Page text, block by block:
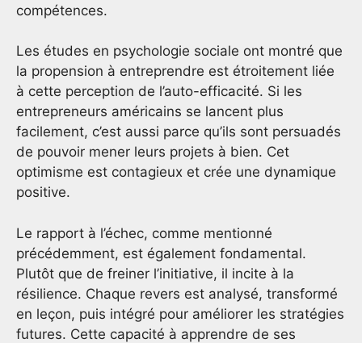
compétences.
Les études en psychologie sociale ont montré que
la propension à entreprendre est étroitement liée
à cette perception de l’auto-efficacité. Si les
entrepreneurs américains se lancent plus
facilement, c’est aussi parce qu’ils sont persuadés
de pouvoir mener leurs projets à bien. Cet
optimisme est contagieux et crée une dynamique
positive.
Le rapport à l’échec, comme mentionné
précédemment, est également fondamental.
Plutôt que de freiner l’initiative, il incite à la
résilience. Chaque revers est analysé, transformé
en leçon, puis intégré pour améliorer les stratégies
futures. Cette capacité à apprendre de ses